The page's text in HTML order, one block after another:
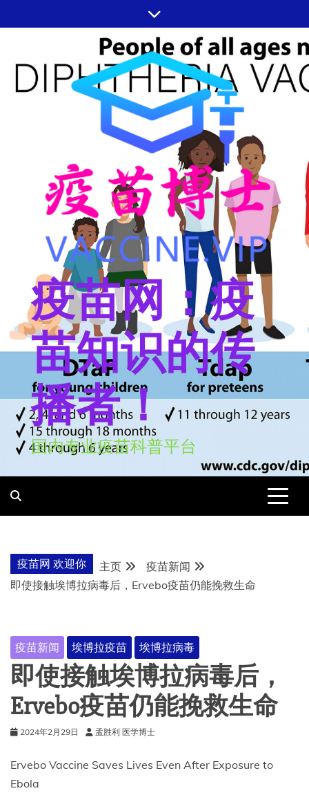
至
疫苗网：疫
苗知识的传
播者！
国内专业疫苗科普平台
疫苗网 欢迎你 主页
疫苗新闻
即使接触埃博拉病毒后，Ervebo疫苗仍能挽救生命
疫苗新闻 埃博拉疫苗 埃博拉病毒
即使接触埃博拉病毒后，
Ervebo疫苗仍能挽救生命
2024年2月29日 孟胜利 医学博士
Ervebo Vaccine Saves Lives Even After Exposure to
Ebola